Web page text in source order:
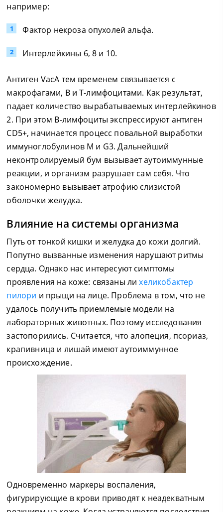
например:
Фактор некроза опухолей альфа.
Интерлейкины 6, 8 и 10.
Антиген VacA тем временем связывается с
макрофагами, В и Т-лимфоцитами. Как результат,
падает количество вырабатываемых интерлейкинов
2. При этом В-лимфоциты экспрессируют антиген
CD5+, начинается процесс повальной выработки
иммуноглобулинов М и G3. Дальнейший
неконтролируемый бум вызывает аутоиммунные
реакции, и организм разрушает сам себя. Что
закономерно вызывает атрофию слизистой
оболочки желудка.
Влияние на системы организма
Путь от тонкой кишки и желудка до кожи долгий.
Попутно вызванные изменения нарушают ритмы
сердца. Однако нас интересуют симптомы
проявления на коже: связаны лихеликобактер
пилори и прыщи на лице. Проблема в том, что не
удалось получить приемлемые модели на
лабораторных животных. Поэтому исследования
застопорились. Считается, что алопеция, псориаз,
крапивница и лишай имеют аутоиммунное
происхождение.
Одновременно маркеры воспаления,
фигурирующие в крови приводят к неадекватным